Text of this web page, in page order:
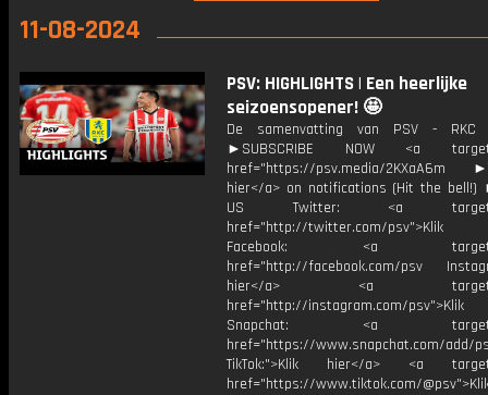
11-08-2024
PSV: HIGHLIGHTS | Een heerlijke
seizoensopener! 🤩
De samenvatting van PSV - RKC
►SUBSCRIBE NOW <a
href="https://psv.media/2KXaA6m
hier</a> on notifications (Hit the bell!)
US Twitter: <a
href="http://twitter.com/psv">Klik
Facebook: <a
href="http://facebook.com/psv
hier</a> <a
href="http://instagram.com/
Snapchat: <a
href="https://www.snapchat.com/add/
TikTok:">Klik hier</a> <a
href="https://www.tiktok.com/